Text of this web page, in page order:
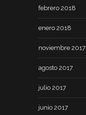
febrero 2018
enero 2018
noviembre 2017
agosto 2017
julio 2017
junio 2017